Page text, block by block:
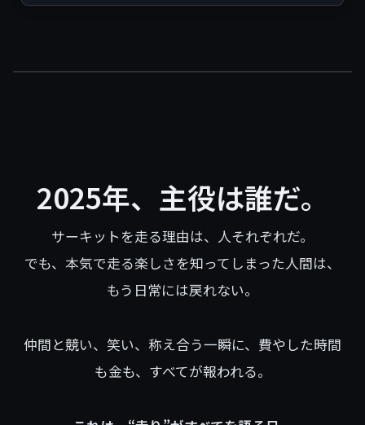
2025年、主役は誰だ。
サーキットを走る理由は、人それぞれだ。
でも、本気で走る楽しさを知ってしまった人間は、
もう日常には戻れない。
仲間と競い、笑い、称え合う一瞬に、費やした時間
も金も、すべてが報われる。